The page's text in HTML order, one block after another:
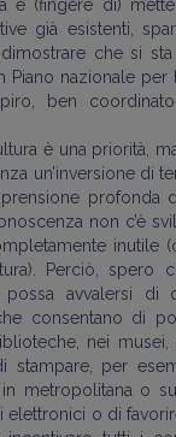
è (fingere di)
già esistenti,
che si sta
Piano nazionale
ben
è una priorità,
un’inversione di
profonda
non c’è
inutile
Perciò, spero
avvalersi di
consentano di
nei musei,
stampare, per
metropolitana o
elettronici o di